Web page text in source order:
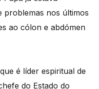
problemas nos últimos
ao cólon e abdómen
é líder espiritual de
do Estado do